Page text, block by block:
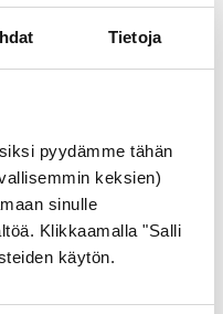
Tietoja
pyydämme tähän
keksien)
sinulle
Klikkaamalla "Salli
käytön.